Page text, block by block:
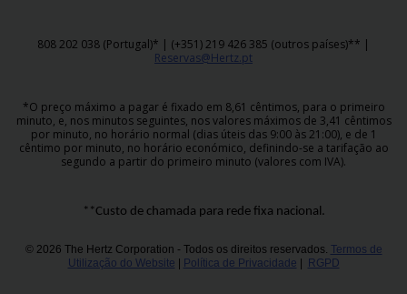
808 202 038 (Portugal)* | (+351) 219 426 385 (outros países)** |
Reservas@Hertz.pt
*O preço máximo a pagar é fixado em 8,61 cêntimos, para o primeiro
minuto, e, nos minutos seguintes, nos valores máximos de 3,41 cêntimos
por minuto, no horário normal (dias úteis das 9:00 às 21:00), e de 1
cêntimo por minuto, no horário económico, definindo-se a tarifação ao
segundo a partir do primeiro minuto (valores com IVA).
**Custo de chamada para rede fixa nacional.
© 2026 The Hertz Corporation - Todos os direitos reservados. Termos de
Utilização do Website
Política de Privacidade RGPD